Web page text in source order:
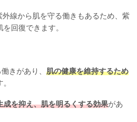
外線から肌を守る働きもあるため、紫
回復できます。
きがあり、 肌の健康を維持するため
成を抑え、肌を明るくする効果があ